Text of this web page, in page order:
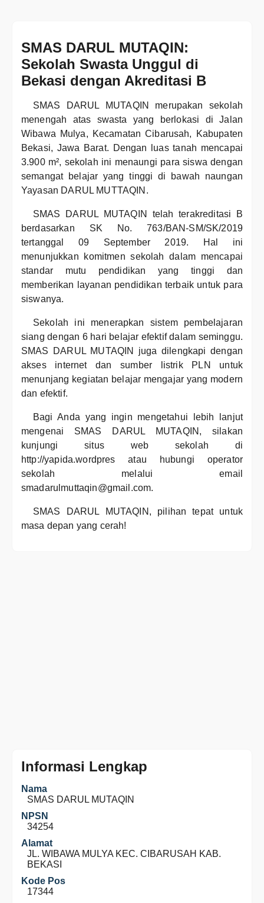
SMAS DARUL MUTAQIN:
Sekolah Swasta Unggul di
Bekasi dengan Akreditasi B
SMAS DARUL MUTAQIN merupakan sekolah
menengah atas swasta yang berlokasi di Jalan
Wibawa Mulya, Kecamatan Cibarusah, Kabupaten
Bekasi, Jawa Barat. Dengan luas tanah mencapai
3.900 m², sekolah ini menaungi para siswa dengan
semangat belajar yang tinggi di bawah naungan
Yayasan DARUL MUTTAQIN.
SMAS DARUL MUTAQIN telah terakreditasi B
berdasarkan SK No. 763/BAN-SM/SK/2019
tertanggal 09 September 2019. Hal ini
menunjukkan komitmen sekolah dalam mencapai
standar mutu pendidikan yang tinggi dan
memberikan layanan pendidikan terbaik untuk para
siswanya.
Sekolah ini menerapkan sistem pembelajaran
siang dengan 6 hari belajar efektif dalam seminggu.
SMAS DARUL MUTAQIN juga dilengkapi dengan
akses internet dan sumber listrik PLN untuk
menunjang kegiatan belajar mengajar yang modern
dan efektif.
Bagi Anda yang ingin mengetahui lebih lanjut
mengenai SMAS DARUL MUTAQIN, silakan
kunjungi situs web sekolah di
http://yapida.wordpres atau hubungi operator
sekolah melalui email
smadarulmuttaqin@gmail.com.
SMAS DARUL MUTAQIN, pilihan tepat untuk
masa depan yang cerah!
Informasi Lengkap
Nama
SMAS DARUL MUTAQIN
NPSN
34254
Alamat
JL. WIBAWA MULYA KEC. CIBARUSAH KAB.
BEKASI
Kode Pos
17344